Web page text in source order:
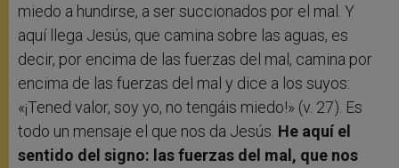
miedo a hundirse, a ser succionados por el mal. Y
aquí llega Jesús, que camina sobre las aguas, es
decir, por encima de las fuerzas del mal, camina por
encima de las fuerzas del mal y dice a los suyos:
«¡Tened valor, soy yo, no tengáis miedo!» (v. 27). Es
todo un mensaje el que nos da Jesús. He aquí el
sentido del signo: las fuerzas del mal, que nos